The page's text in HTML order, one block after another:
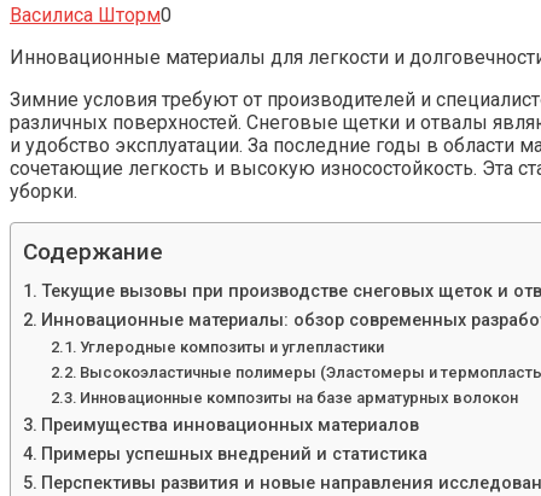
Василиса Шторм0
Инновационные материалы для легкости и
Зимние условия требуют от производителей и
различных поверхностей. Снеговые щетки и отвалы
и удобство эксплуатации. За последние годы в области
сочетающие легкость и высокую износостойкость. Эта
уборки.
Содержание
Текущие вызовы при производстве снеговых щеток и
Инновационные материалы: обзор современных
Углеродные композиты и углепластики
Высокоэластичные полимеры (Эластомеры и
Инновационные композиты на базе арматурных волокон
Преимущества инновационных материалов
Примеры успешных внедрений и статистика
Перспективы развития и новые направления